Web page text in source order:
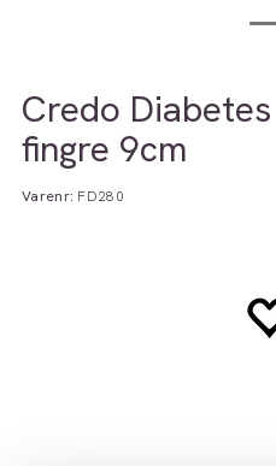
Credo
fingre 9cm
Varenr: FD280